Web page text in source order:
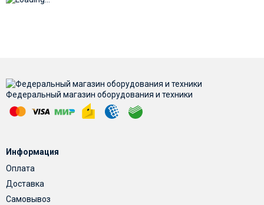
Федеральный магазин оборудования и техники
Информация
Оплата
Доставка
Самовывоз